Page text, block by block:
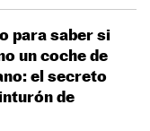
para saber si
un coche de
el secreto
de